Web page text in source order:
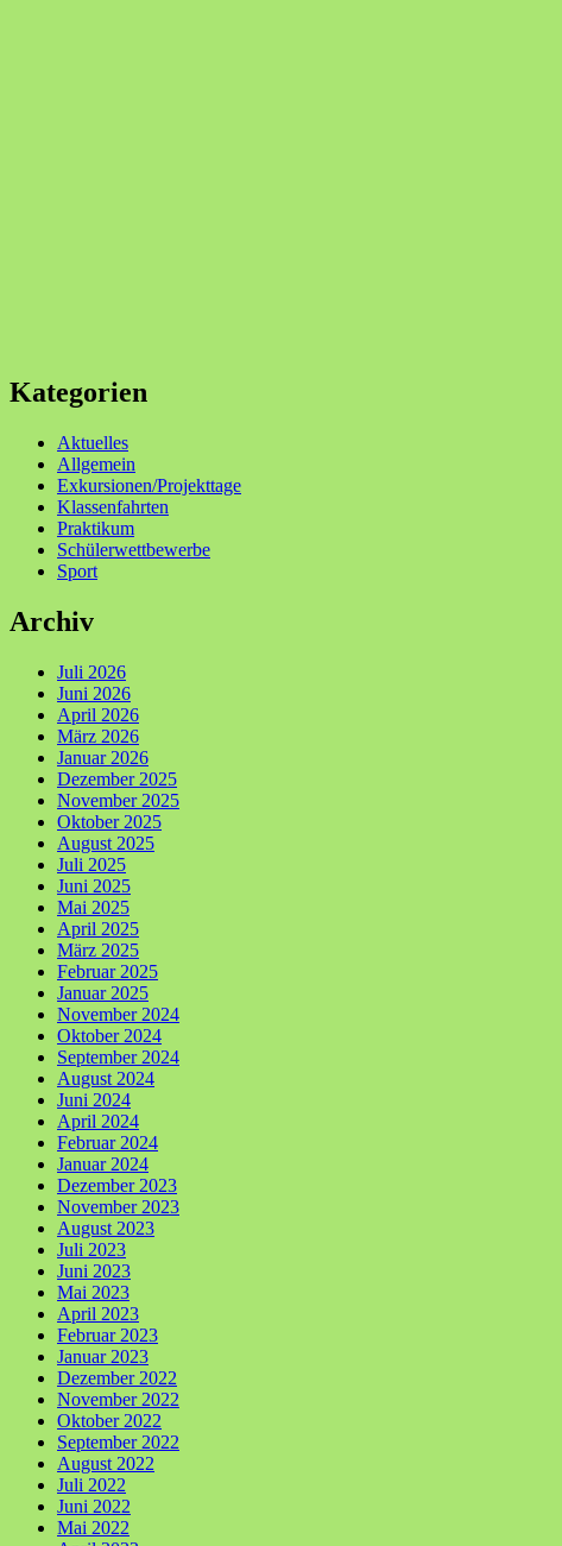
Kategorien
Aktuelles
Allgemein
Exkursionen/Projekttage
Klassenfahrten
Praktikum
Schülerwettbewerbe
Sport
Archiv
Juli 2026
Juni 2026
April 2026
März 2026
Januar 2026
Dezember 2025
November 2025
Oktober 2025
August 2025
Juli 2025
Juni 2025
Mai 2025
April 2025
März 2025
Februar 2025
Januar 2025
November 2024
Oktober 2024
September 2024
August 2024
Juni 2024
April 2024
Februar 2024
Januar 2024
Dezember 2023
November 2023
August 2023
Juli 2023
Juni 2023
Mai 2023
April 2023
Februar 2023
Januar 2023
Dezember 2022
November 2022
Oktober 2022
September 2022
August 2022
Juli 2022
Juni 2022
Mai 2022